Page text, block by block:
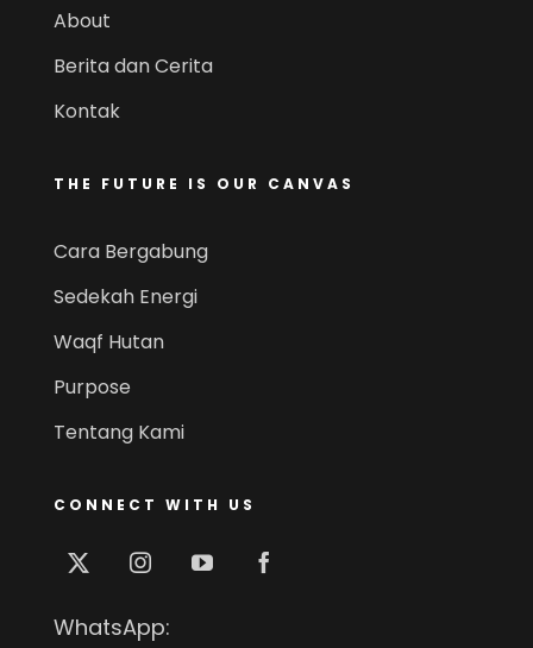
About
Berita dan Cerita
Kontak
THE FUTURE IS OUR CANVAS
Cara Bergabung
Sedekah Energi
Waqf Hutan
Purpose
Tentang Kami
CONNECT WITH US
WhatsApp: